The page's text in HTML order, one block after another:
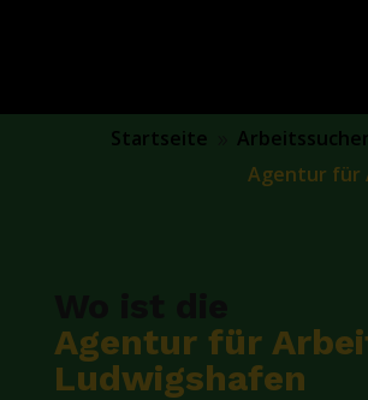
Startseite
Agentur für
Agentur für
Ludwigshafen